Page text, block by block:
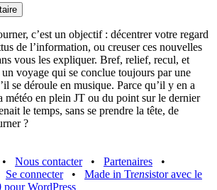
c’est un objectif : décentrer votre regard
de l’information, ou creuser ces nouvelles
vous les expliquer. Bref, relief, recul, et
voyage qui se conclue toujours par une
se déroule en musique. Parce qu’il y en a
météo en plein JT ou du point sur le dernier
le temps, sans se prendre la tête, de
?
• Nous contacter • Partenaires
•
Se connecter • Made in Trensistor avec le
WordPress